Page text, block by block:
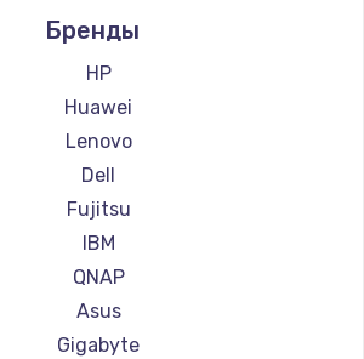
Бренды
HP
Huawei
Lenovo
Dell
Fujitsu
IBM
QNAP
Asus
Gigabyte